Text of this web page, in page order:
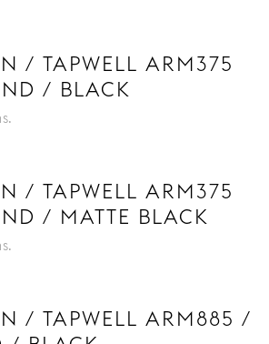
/ TAPWELL ARM375
/ BLACK
/ TAPWELL ARM375
/ MATTE BLACK
/ TAPWELL ARM885 /